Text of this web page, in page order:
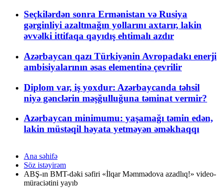
Seçkilərdən sonra Ermənistan və Rusiya
gərginliyi azaltmağın yollarını axtarır, lakin
əvvəlki ittifaqa qayıdış ehtimalı azdır
Azərbaycan qazı Türkiyənin Avropadakı enerji
ambisiyalarının əsas elementinə çevrilir
Diplom var, iş yoxdur: Azərbaycanda təhsil
niyə gənclərin məşğulluğuna təminat vermir?
Azərbaycan minimumu: yaşamağı təmin edən,
lakin müstəqil həyata yetməyən əməkhaqqı
Ana səhifə
Söz istəyirəm
ABŞ-ın BMT-dəki səfiri «İlqar Məmmədova azadlıq!» video-
müraciətini yayıb